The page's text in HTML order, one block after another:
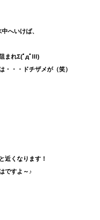
へいけば、
まれΣ(ﾟдﾟlll)
・・・ドチザメが（笑）
近くなります！
ですよ～♪